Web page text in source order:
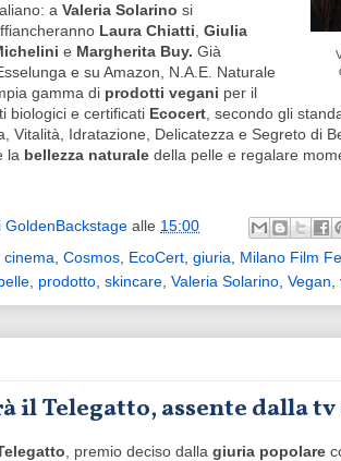
a Valeria Solarino si
Laura Chiatti, Giulia
e Margherita Buy. Già
e su Amazon, N.A.E. Naturale
gamma di prodotti vegani per il
biologici e certificati Ecocert, secondo gli
Vitalità, Idratazione, Delicatezza e Segreto di
la bellezza naturale della pelle e regalare
GoldenBackstage alle 15:00
cinema, Cosmos, EcoCert, giuria, Milano Film
, prodotto, skincare, Valeria Solarino, Vegan,
il Telegatto, assente dalla
, premio deciso dalla giuria popolare